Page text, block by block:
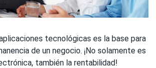
tecnológicas es la base para
de un negocio. ¡No solamente es
también la rentabilidad!